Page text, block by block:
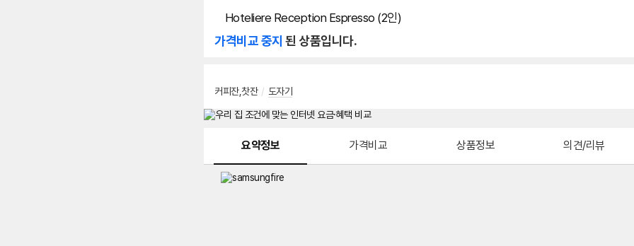
ㅤHoteliere Reception Espresso (2인)
가격비교 중지 된 상품입니다.
커피잔,찻잔 / 도자기
요약정보 가격비교 상품정보 의견/리뷰